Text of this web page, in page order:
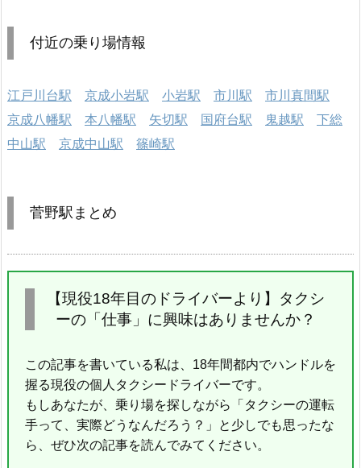
付近の乗り場情報
江戸川台駅 京成小岩駅 小岩駅 市川駅
市川真間駅
京成八幡駅
本八幡駅 矢切駅 国府台駅 鬼越駅
下総
中山駅
京成中山駅 篠崎駅
菅野駅まとめ
【現役18年目のドライバーより】タクシ
ーの「仕事」に興味はありませんか？
この記事を書いている私は、18年間都内でハンドルを
握る現役の個人タクシードライバーです。
もしあなたが、乗り場を探しながら「タクシーの運転
手って、実際どうなんだろう？」と少しでも思ったな
ら、ぜひ次の記事を読んでみてください。